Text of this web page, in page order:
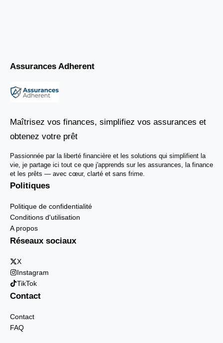
Assurances Adherent
Maîtrisez vos finances, simplifiez vos assurances et
obtenez votre prêt
Passionnée par la liberté financière et les solutions qui simplifient la
vie, je partage ici tout ce que j'apprends sur les assurances, la finance
et les prêts — avec cœur, clarté et sans frime.
Politiques
Politique de confidentialité
Conditions d'utilisation
A propos
Réseaux sociaux
X
Instagram
TikTok
Contact
Contact
FAQ